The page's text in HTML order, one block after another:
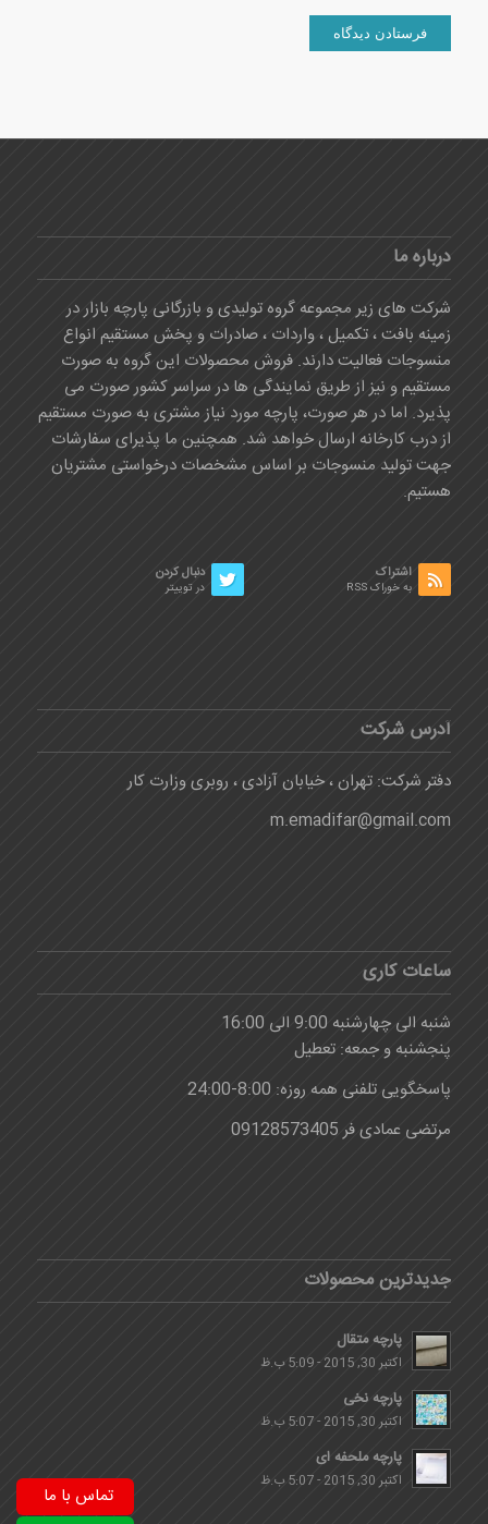
تماس با ما
درباره ما
شرکت های زیر مجموعه گروه تولیدی و بازرگانی پارچه بازار در
زمینه بافت ، تکمیل ، واردات ، صادرات و پخش مستقیم انواع
منسوجات فعالیت دارند. فروش محصولات این گروه به صورت
مستقیم و نیز از طریق نمایندگی ها در سراسر کشور صورت می
پذیرد. اما در هر صورت، پارچه مورد نیاز مشتری به صورت مستقیم
از درب کارخانه ارسال خواهد شد. همچنین ما پذیرای سفارشات
جهت تولید منسوجات بر اساس مشخصات درخواستی مشتریان
هستیم.
دنبال کردن
در توییتر
اشتراک
به خوراک RSS
آدرس شرکت
دفتر شرکت: تهران ، خیابان آزادی ، روبری وزارت کار
m.emadifar@gmail.com
ساعات کاری
شنبه الی چهارشنبه 9:00 الی 16:00
پنجشنبه و جمعه: تعطیل
پاسخگویی تلفنی همه روزه: 8:00-24:00
مرتضی عمادی فر 09128573405
جدیدترین محصولات
پارچه متقال
اکتبر 30, 2015 - 5:09 ب.ظ
پارچه نخی
اکتبر 30, 2015 - 5:07 ب.ظ
پارچه ملحفه ای
اکتبر 30, 2015 - 5:07 ب.ظ